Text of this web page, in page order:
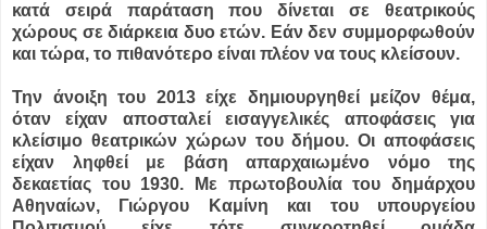
κατά σειρά παράταση που δίνεται σε θεατρικούς
χώρους σε διάρκεια δυο ετών. Εάν δεν συμμορφωθούν
και τώρα, το πιθανότερο είναι πλέον να τους κλείσουν.
Την άνοιξη του 2013 είχε δημιουργηθεί μείζον θέμα,
όταν είχαν αποσταλεί εισαγγελικές αποφάσεις για
κλείσιμο θεατρικών χώρων του δήμου. Οι αποφάσεις
είχαν ληφθεί με βάση απαρχαιωμένο νόμο της
δεκαετίας του 1930. Με πρωτοβουλία του δημάρχου
Αθηναίων, Γιώργου Καμίνη και του υπουργείου